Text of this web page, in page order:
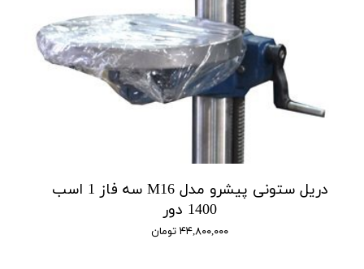
دریل ستونی پیشرو مدل M16 سه فاز 1 اسب
1400 دور
۴۴,۸۰۰,۰۰۰ تومان